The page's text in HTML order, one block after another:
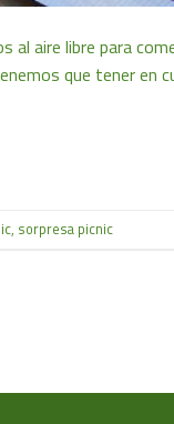
al aire libre para
que tener en
, sorpresa picnic